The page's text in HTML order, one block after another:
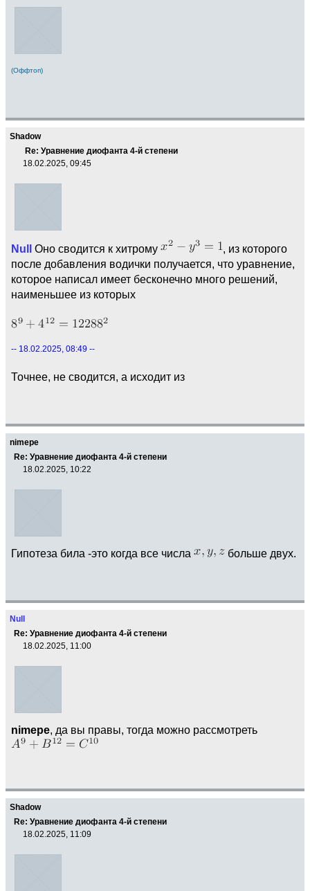
(Оффтоп)
Shadow
Re: Уравнение диофанта 4-й степени
18.02.2025, 09:45
Null Оно сводится к хитрому
, из которого
после добавления водички получается, что уравнение,
которое написал имеет бесконечно много решений,
наименьшее из которых
-- 18.02.2025, 08:49 --
Точнее, не сводится, а исходит из
nimepe
Re: Уравнение диофанта 4-й степени
18.02.2025, 10:22
Гипотеза била -это когда все числа больше двух.
Null
Re: Уравнение диофанта 4-й степени
18.02.2025, 11:00
nimepe, да вы правы, тогда можно рассмотреть
Shadow
Re: Уравнение диофанта 4-й степени
18.02.2025, 11:09